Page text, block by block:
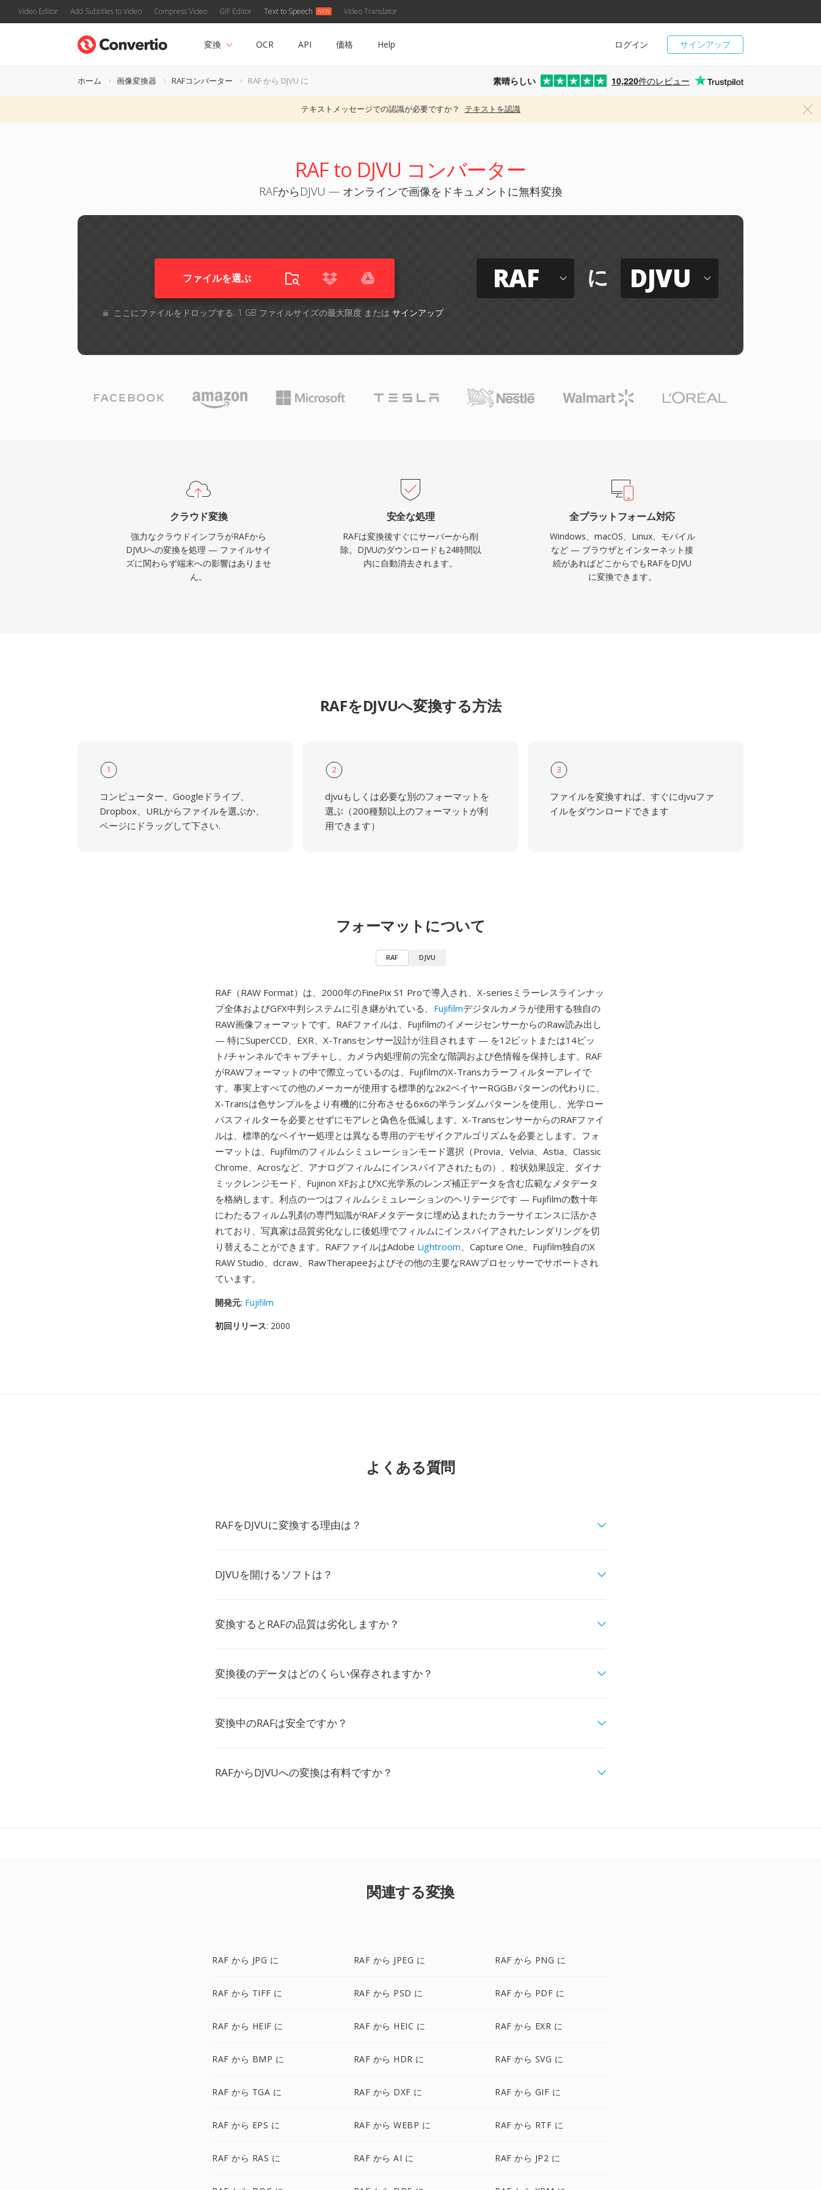
Video Editor Add Subtitles to Video Compress Video GIF Editor Text to Speech Video Translator
サインアップ
ログイン
変換 OCR API 価格 Help
ホーム 画像変換器 RAFコンバーター RAF から DJVU に 素晴らしい 10,220件のレビュー
テキストメッセージでの認識が必要ですか？ テキストを認識
RAF to DJVU コンバーター
RAFからDJVU — オンラインで画像をドキュメントに無料変換
ファイルを選ぶ
ここにファイルをドロップする. 1 GB ファイルサイズの最大限度 または サインアップ
RAF に DJVU
クラウド変換
強力なクラウドインフラがRAFから
DJVUへの変換を処理 — ファイルサイ
ズに関わらず端末への影響はありませ
ん。
安全な処理
RAFは変換後すぐにサーバーから削
除。DJVUのダウンロードも24時間以
内に自動消去されます。
全プラットフォーム対応
Windows、macOS、Linux、モバイル
など — ブラウザとインターネット接
続があればどこからでもRAFをDJVU
に変換できます。
RAFをDJVUへ変換する方法
1
コンピューター、Googleドライブ、
Dropbox、URLからファイルを選ぶか、
ページにドラッグして下さい.
2
djvuもしくは必要な別のフォーマットを
選ぶ（200種類以上のフォーマットが利
用できます）
3
ファイルを変換すれば、すぐにdjvuファ
イルをダウンロードできます
フォーマットについて
RAF DJVU
RAF（RAW Format）は、2000年のFinePix S1 Proで導入され、X-seriesミラーレスラインナッ
プ全体およびGFX中判システムに引き継がれている、 Fujifilmデジタルカメラが使用する独自の
RAW画像フォーマットです。RAFファイルは、FujifilmのイメージセンサーからのRaw読み出し
— 特にSuperCCD、EXR、X-Transセンサー設計が注目されます — を12ビットまたは14ビッ
ト/チャンネルでキャプチャし、カメラ内処理前の完全な階調および色情報を保持します。RAF
がRAWフォーマットの中で際立っているのは、FujifilmのX-Transカラーフィルターアレイで
す。事実上すべての他のメーカーが使用する標準的な2x2ベイヤーRGGBパターンの代わりに、
X-Transは色サンプルをより有機的に分布させる6x6の半ランダムパターンを使用し、光学ロー
パスフィルターを必要とせずにモアレと偽色を低減します。X-TransセンサーからのRAFファイ
ルは、標準的なベイヤー処理とは異なる専用のデモザイクアルゴリズムを必要とします。フォ
ーマットは、Fujifilmのフィルムシミュレーションモード選択（Provia、Velvia、Astia、Classic
Chrome、Acrosなど、アナログフィルムにインスパイアされたもの）、粒状効果設定、ダイナ
ミックレンジモード、Fujinon XFおよびXC光学系のレンズ補正データを含む広範なメタデータ
を格納します。利点の一つはフィルムシミュレーションのヘリテージです — Fujifilmの数十年
にわたるフィルム乳剤の専門知識がRAFメタデータに埋め込まれたカラーサイエンスに活かさ
れており、写真家は品質劣化なしに後処理でフィルムにインスパイアされたレンダリングを切
り替えることができます。RAFファイルはAdobe Lightroom、Capture One、Fujifilm独自のX
RAW Studio、dcraw、RawTherapeeおよびその他の主要なRAWプロセッサーでサポートされ
ています。
開発元: Fujifilm
初回リリース: 2000
よくある質問
RAFをDJVUに変換する理由は？
DJVUを開けるソフトは？
変換するとRAFの品質は劣化しますか？
変換後のデータはどのくらい保存されますか？
変換中のRAFは安全ですか？
RAFからDJVUへの変換は有料ですか？
関連する変換
RAF から JPG に RAF から JPEG に RAF から PNG に
RAF から TIFF に RAF から PSD に RAF から PDF に
RAF から HEIF に RAF から HEIC に RAF から EXR に
RAF から BMP に RAF から HDR に RAF から SVG に
RAF から TGA に RAF から DXF に RAF から GIF に
RAF から EPS に RAF から WEBP に RAF から RTF に
RAF から RAS に RAF から AI に RAF から JP2 に